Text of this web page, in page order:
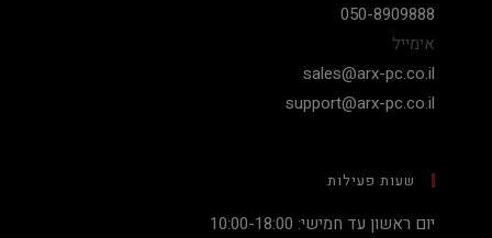
050-8909888
אימייל
sales@arx-pc.co.il
support@arx-pc.co.il
שעות פעילות
יום ראשון עד חמישי: 10:00-18:00